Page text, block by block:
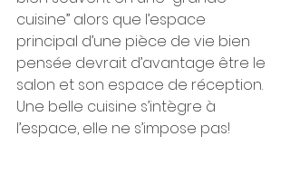
cuisine” alors que l’espace
principal d’une pièce de vie bien
pensée devrait d’avantage être le
salon et son espace de réception.
Une belle cuisine s’intègre à
l’espace, elle ne s’impose pas!